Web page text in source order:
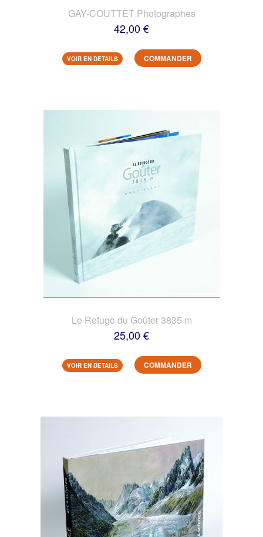
GAY-COUTTET Photographes
42,00 €
VOIR EN DETAILS COMMANDER
Le Refuge du Goûter 3835 m
25,00 €
VOIR EN DETAILS COMMANDER